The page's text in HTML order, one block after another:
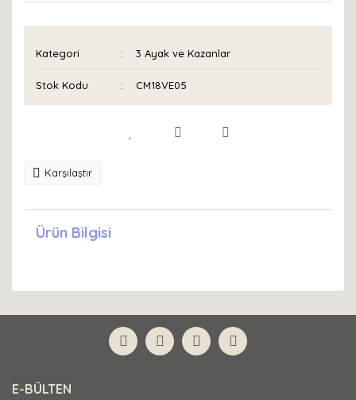
Kategori 3 Ayak ve Kazanlar
Stok Kodu CM18VE05
Karşılaştır
Ürün Bilgisi
E-BÜLTEN